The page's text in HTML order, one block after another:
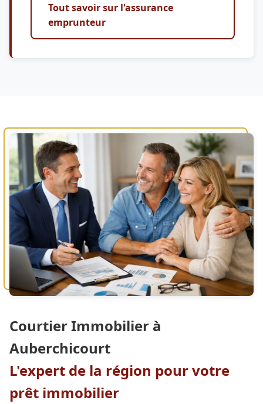
Tout savoir sur l'assurance
emprunteur
Courtier Immobilier à
Auberchicourt
L'expert de la région pour votre
prêt immobilier